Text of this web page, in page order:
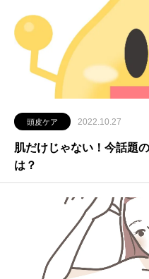
頭皮ケア 2022.10.27
肌だけじゃない！今話題
は？